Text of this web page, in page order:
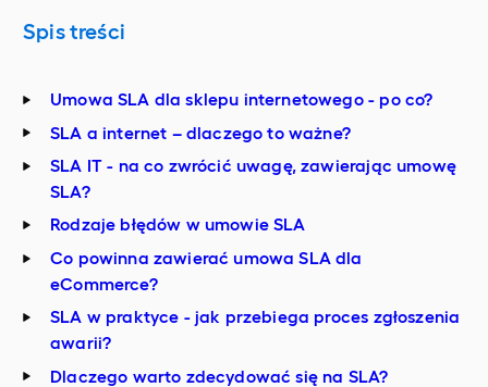
Spis treści
Umowa SLA dla sklepu internetowego - po co?
SLA a internet – dlaczego to ważne?
SLA IT - na co zwrócić uwagę, zawierając umowę
SLA?
Rodzaje błędów w umowie SLA
Co powinna zawierać umowa SLA dla
eCommerce?
SLA w praktyce - jak przebiega proces zgłoszenia
awarii?
Dlaczego warto zdecydować się na SLA?